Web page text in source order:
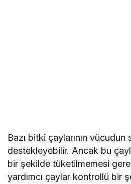
Bazı bitki çaylarının vücudun
destekleyebilir. Ancak bu
bir şekilde tüketilmemesi
yardımcı çaylar kontrollü bir